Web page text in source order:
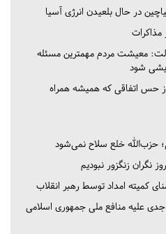
در حال بلعیدن انرژی آسیا
مذاکرات
معیشت مردم مهمترین مسئله
شود
حس اتفاقی که همیشه همراه
حزب‌الله خلع سلاح نمی‌شود
نگران زنگزور نبودیم
کمیته امداد توسط رهبر انقلاب
جدی علیه منافع ملی جمهوری اسلامی